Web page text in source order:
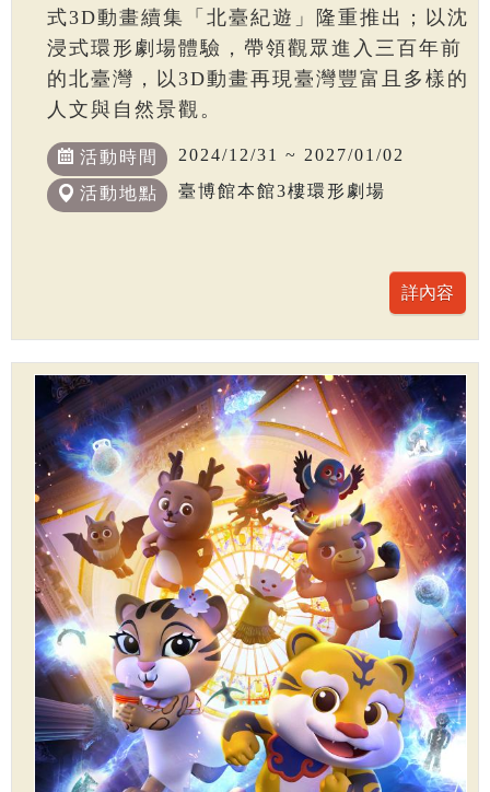
式3D動畫續集「北臺紀遊」隆重推出；以沈
浸式環形劇場體驗，帶領觀眾進入三百年前
的北臺灣，以3D動畫再現臺灣豐富且多樣的
人文與自然景觀。
活動時間 2024/12/31 ~ 2027/01/02
活動地點 臺博館本館3樓環形劇場